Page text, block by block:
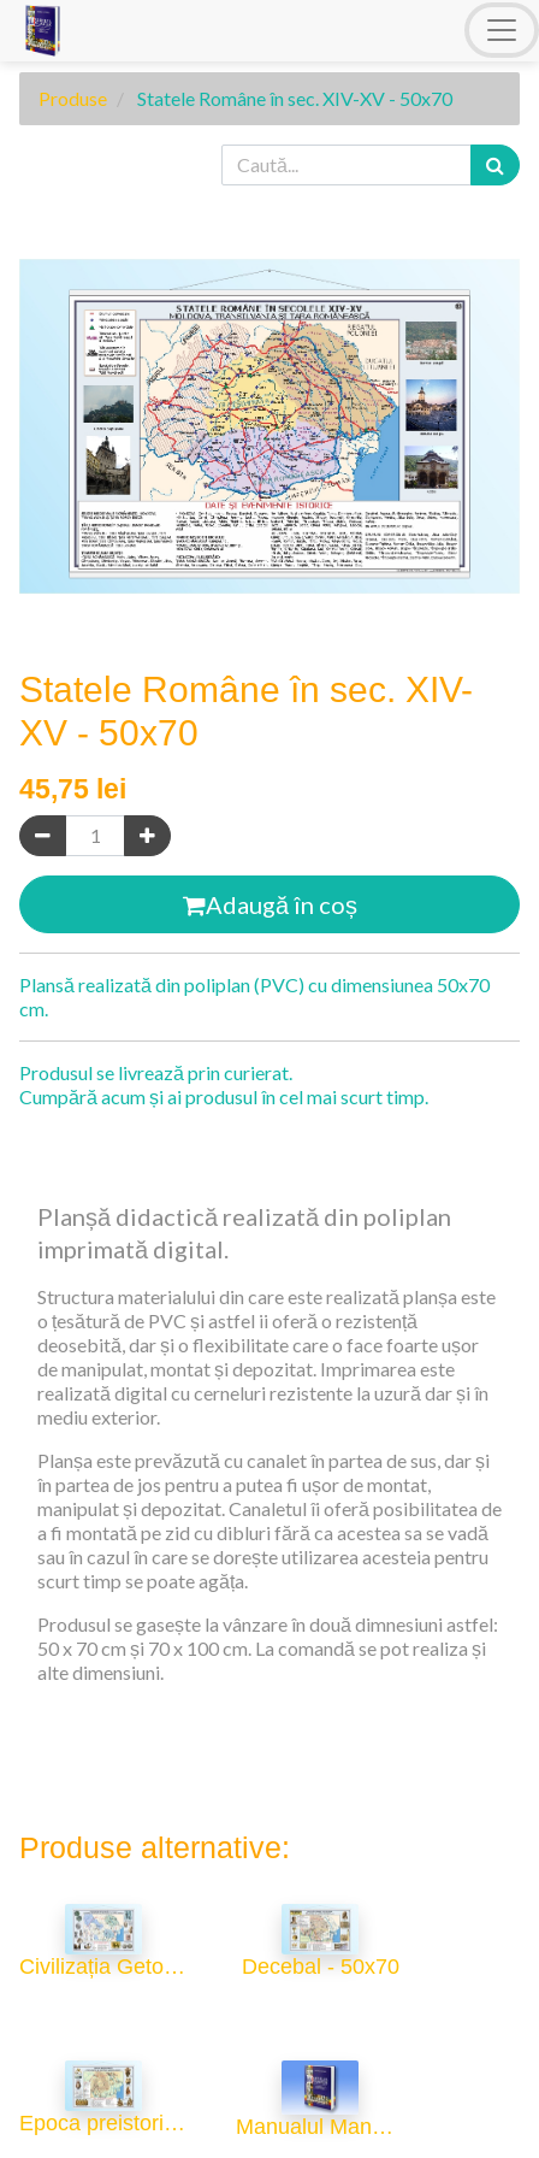
Produse Statele Române în sec. XIV-XV - 50x70
Statele Române în sec. XIV-
XV - 50x70
45,75 lei
Adaugă în coș
Plansă realizată din poliplan (PVC) cu dimensiunea 50x70
cm.
Produsul se livrează prin curierat.
Cumpără acum și ai produsul în cel mai scurt timp.
Planșă didactică realizată din poliplan
imprimată digital.
Structura materialului din care este realizată planșa este
o țesătură de PVC și astfel ii oferă o rezistență
deosebită, dar și o flexibilitate care o face foarte ușor
de manipulat, montat și depozitat. Imprimarea este
realizată digital cu cerneluri rezistente la uzură dar și în
mediu exterior.
Planșa este prevăzută cu canalet în partea de sus, dar și
în partea de jos pentru a putea fi ușor de montat,
manipulat și depozitat. Canaletul îi oferă posibilitatea de
a fi montată pe zid cu dibluri fără ca acestea sa se vadă
sau în cazul în care se dorește utilizarea acesteia pentru
scurt timp se poate agăța.
Produsul se gasește la vânzare în două dimnesiuni astfel:
50 x 70 cm și 70 x 100 cm. La comandă se pot realiza și
alte dimensiuni.
Produse alternative:
Civilizația Geto-Dacă (sec. IV-II î. Hr.) - 50x70 Decebal - 50x70
Epoca preistorică - 50x70 Manualul Manualelor